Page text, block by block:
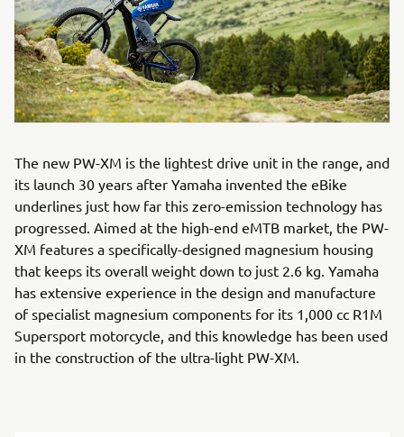
The new PW-XM is the lightest drive unit in the range, and
its launch 30 years after Yamaha invented the eBike
underlines just how far this zero-emission technology has
progressed. Aimed at the high-end eMTB market, the PW-
XM features a specifically-designed magnesium housing
that keeps its overall weight down to just 2.6 kg. Yamaha
has extensive experience in the design and manufacture
of specialist magnesium components for its 1,000 cc R1M
Supersport motorcycle, and this knowledge has been used
in the construction of the ultra-light PW-XM.